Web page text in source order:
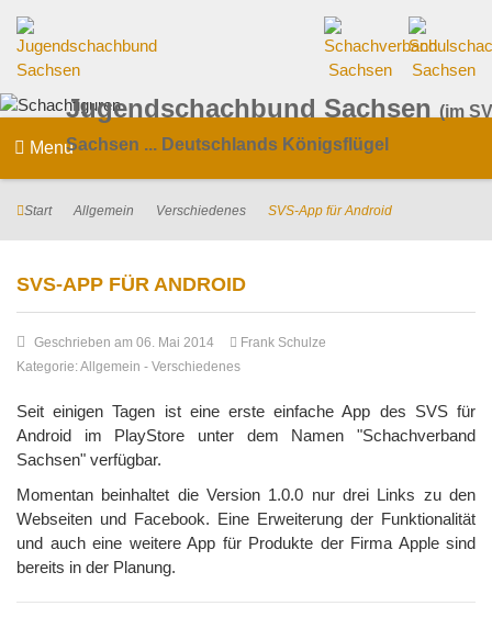
Jugendschachbund Sachsen (im
Sachsen ... Deutschlands Königsflügel
Menu
Start Allgemein Verschiedenes SVS-App für Android
SVS-APP FÜR ANDROID
Geschrieben am 06. Mai 2014
Frank Schulze
Kategorie:Allgemein - Verschiedenes
Seit einigen Tagen ist eine erste einfache App des SVS für
Android im PlayStore unter dem Namen "Schachverband
Sachsen" verfügbar.
Momentan beinhaltet die Version 1.0.0 nur drei Links zu den
Webseiten und Facebook. Eine Erweiterung der Funktionalität
und auch eine weitere App für Produkte der Firma Apple sind
bereits in der Planung.